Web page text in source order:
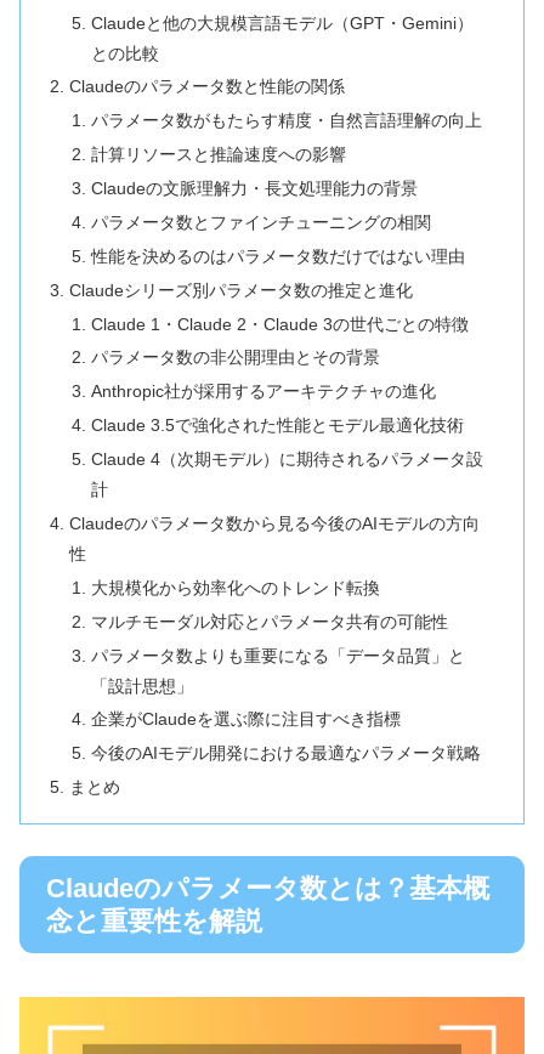
Claudeと他の大規模言語モデル（GPT・Gemini）
との比較
Claudeのパラメータ数と性能の関係
パラメータ数がもたらす精度・自然言語理解の向上
計算リソースと推論速度への影響
Claudeの文脈理解力・長文処理能力の背景
パラメータ数とファインチューニングの相関
性能を決めるのはパラメータ数だけではない理由
Claudeシリーズ別パラメータ数の推定と進化
Claude 1・Claude 2・Claude 3の世代ごとの特徴
パラメータ数の非公開理由とその背景
Anthropic社が採用するアーキテクチャの進化
Claude 3.5で強化された性能とモデル最適化技術
Claude 4（次期モデル）に期待されるパラメータ設
計
Claudeのパラメータ数から見る今後のAIモデルの方向
性
大規模化から効率化へのトレンド転換
マルチモーダル対応とパラメータ共有の可能性
パラメータ数よりも重要になる「データ品質」と
「設計思想」
企業がClaudeを選ぶ際に注目すべき指標
今後のAIモデル開発における最適なパラメータ戦略
まとめ
Claudeのパラメータ数とは？基本概
念と重要性を解説